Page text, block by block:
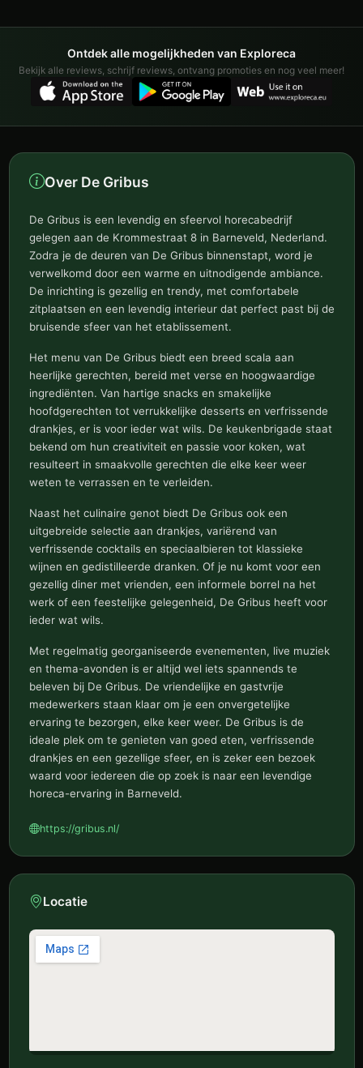
Ontdek alle mogelijkheden van Exploreca
Bekijk alle reviews, schrijf reviews, ontvang promoties en nog veel meer!
Over De Gribus
De Gribus is een levendig en sfeervol horecabedrijf
gelegen aan de Krommestraat 8 in Barneveld, Nederland.
Zodra je de deuren van De Gribus binnenstapt, word je
verwelkomd door een warme en uitnodigende ambiance.
De inrichting is gezellig en trendy, met comfortabele
zitplaatsen en een levendig interieur dat perfect past bij de
bruisende sfeer van het etablissement.
Het menu van De Gribus biedt een breed scala aan
heerlijke gerechten, bereid met verse en hoogwaardige
ingrediënten. Van hartige snacks en smakelijke
hoofdgerechten tot verrukkelijke desserts en verfrissende
drankjes, er is voor ieder wat wils. De keukenbrigade staat
bekend om hun creativiteit en passie voor koken, wat
resulteert in smaakvolle gerechten die elke keer weer
weten te verrassen en te verleiden.
Naast het culinaire genot biedt De Gribus ook een
uitgebreide selectie aan drankjes, variërend van
verfrissende cocktails en speciaalbieren tot klassieke
wijnen en gedistilleerde dranken. Of je nu komt voor een
gezellig diner met vrienden, een informele borrel na het
werk of een feestelijke gelegenheid, De Gribus heeft voor
ieder wat wils.
Met regelmatig georganiseerde evenementen, live muziek
en thema-avonden is er altijd wel iets spannends te
beleven bij De Gribus. De vriendelijke en gastvrije
medewerkers staan klaar om je een onvergetelijke
ervaring te bezorgen, elke keer weer. De Gribus is de
ideale plek om te genieten van goed eten, verfrissende
drankjes en een gezellige sfeer, en is zeker een bezoek
waard voor iedereen die op zoek is naar een levendige
horeca-ervaring in Barneveld.
https://gribus.nl/
Locatie